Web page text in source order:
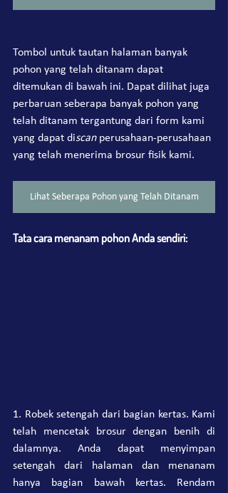
Tombol untuk tautan halaman banyak
pohon yang telah ditanam dapat
ditemukan di bawah ini. Dapat dilihat juga
perbaruan seberapa banyak pohon yang
telah ditanam tergantung dari form kami
yang dapat discan perusahaan-perusahaan
yang telah menerima brosur fisik kami.
Lihat Seberapa Pohon yang Telah Ditanam
Tata cara menanam pohon Anda sendiri:
1. Robek setengah dari bagian kertas. Kami
telah mencetak brosur dengan benih di
dalamnya. Anda dapat menyimpan
setengah dari halaman dan menanam
hanya bagian bawah kertas. Rendam